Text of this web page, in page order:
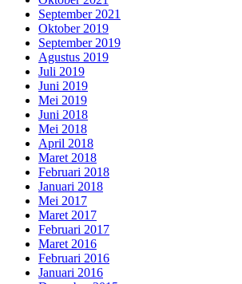
September 2021
Oktober 2019
September 2019
Agustus 2019
Juli 2019
Juni 2019
Mei 2019
Juni 2018
Mei 2018
April 2018
Maret 2018
Februari 2018
Januari 2018
Mei 2017
Maret 2017
Februari 2017
Maret 2016
Februari 2016
Januari 2016